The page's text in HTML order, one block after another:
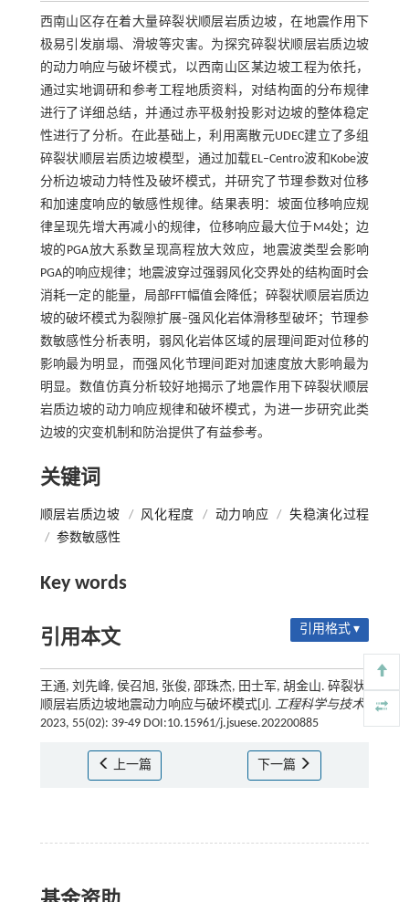
西南山区存在着大量碎裂状顺层岩质边坡，在地震作用下
极易引发崩塌、滑坡等灾害。为探究碎裂状顺层岩质边坡
的动力响应与破坏模式，以西南山区某边坡工程为依托，
通过实地调研和参考工程地质资料，对结构面的分布规律
进行了详细总结，并通过赤平极射投影对边坡的整体稳定
性进行了分析。在此基础上，利用离散元UDEC建立了多组
碎裂状顺层岩质边坡模型，通过加载EL–Centro波和Kobe波
分析边坡动力特性及破坏模式，并研究了节理参数对位移
和加速度响应的敏感性规律。结果表明：坡面位移响应规
律呈现先增大再减小的规律，位移响应最大位于M4处；边
坡的PGA放大系数呈现高程放大效应，地震波类型会影响
PGA的响应规律；地震波穿过强弱风化交界处的结构面时会
消耗一定的能量，局部FFT幅值会降低；碎裂状顺层岩质边
坡的破坏模式为裂隙扩展–强风化岩体滑移型破坏；节理参
数敏感性分析表明，弱风化岩体区域的层理间距对位移的
影响最为明显，而强风化节理间距对加速度放大影响最为
明显。数值仿真分析较好地揭示了地震作用下碎裂状顺层
岩质边坡的动力响应规律和破坏模式，为进一步研究此类
边坡的灾变机制和防治提供了有益参考。
关键词
顺层岩质边坡 / 风化程度 / 动力响应 / 失稳演化过程
/ 参数敏感性
Key words
引用本文 引用格式 ▾
王通, 刘先峰, 侯召旭, 张俊, 邵珠杰, 田士军, 胡金山. 碎裂状
顺层岩质边坡地震动力响应与破坏模式[J]. 工程科学与技术
2023, 55(02): 39-49 DOI:10.15961/j.jsuese.202200885
上一篇 下一篇